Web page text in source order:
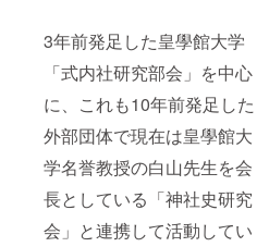
3年前発足した皇學館大学
「式内社研究部会」を中心
に、これも10年前発足した
外部団体で現在は皇學館大
学名誉教授の白山先生を会
長としている「神社史研究
会」と連携して活動してい